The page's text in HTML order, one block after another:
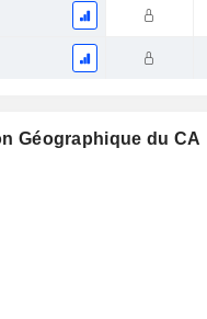
Géographique du CA